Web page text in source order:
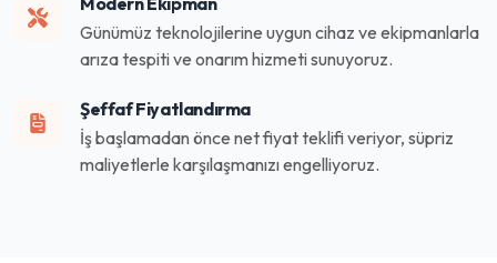
Günümüz teknolojilerine uygun cihaz ve ekipmanlarla
arıza tespiti ve onarım hizmeti sunuyoruz.
Şeffaf Fiyatlandırma
İş başlamadan önce net fiyat teklifi veriyor, süpriz
maliyetlerle karşılaşmanızı engelliyoruz.